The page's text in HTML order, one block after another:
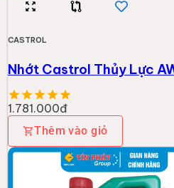
CASTROL
Nhớt CRB MULTI 15W-